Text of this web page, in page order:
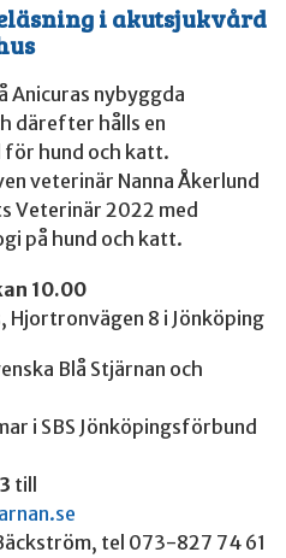
i akutsjukvård
Anicuras nybyggda
därefter hålls en
hund och katt.
veterinär Nanna Åkerlund
Veterinär 2022 med
på hund och katt.
10.00
Hjortronvägen 8 i Jönköping
Blå Stjärnan och
i SBS Jönköpingsförbund
till
tel 073-827 74 61